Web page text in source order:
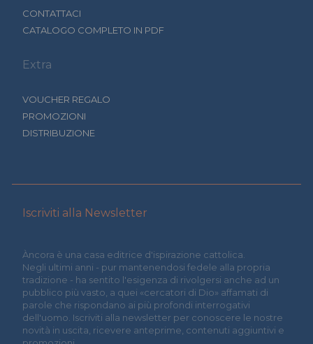
CONTATTACI
CATALOGO COMPLETO IN PDF
Extra
VOUCHER REGALO
PROMOZIONI
DISTRIBUZIONE
Iscriviti alla Newsletter
Àncora è una casa editrice d'ispirazione cattolica.
Negli ultimi anni - pur mantenendosi fedele alla propria
tradizione - ha sentito l'esigenza di rivolgersi anche ad un
pubblico più vasto, a quei «cercatori di Dio» affamati di
parole che rispondano ai più profondi interrogativi
dell'uomo. Iscriviti alla newsletter per conoscere le nostre
novità in uscita, ricevere anteprime, contenuti aggiuntivi e